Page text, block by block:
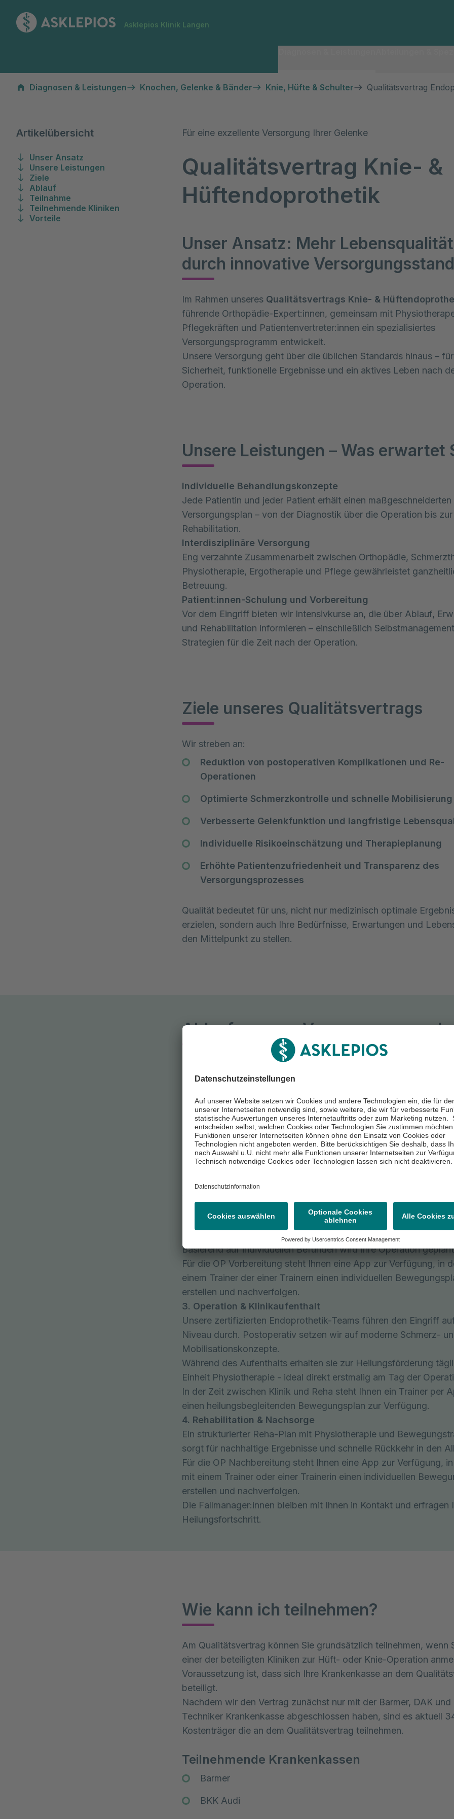
Asklepios Klinik Langen
Diagnosen & Leistungen
Knochen, Gelenke & Bänder Knie, Hüfte & Schulter Qualitätsvertrag
Für eine exzellente Versorgung Ihrer Gelenke
Qualitätsvertrag Knie- &
Hüftendoprothetik
Artikelübersicht
Unser Ansatz
Unsere Leistungen
Ziele
Ablauf
Teilnahme
Teilnehmende Kliniken
Vorteile
Unser Ansatz: Mehr Lebensqualität
durch innovative
Im Rahmen unseres Qualitätsvertrags Knie- &
führende Orthopädie-Expert:innen, gemeinsam mit
Pflegekräften und Patientenvertreter:innen ein spezialisiertes
Versorgungsprogramm entwickelt.
Unsere Versorgung geht über die üblichen Standards hinaus –
Sicherheit, funktionelle Ergebnisse und ein aktives Leben nach
Operation.
Unsere Leistungen – Was erwartet
Individuelle Behandlungskonzepte
Jede Patientin und jeder Patient erhält einen maßgeschneiderten
Versorgungsplan – von der Diagnostik über die Operation bis zur
Rehabilitation.
Interdisziplinäre Versorgung
Eng verzahnte Zusammenarbeit zwischen Orthopädie,
Physiotherapie, Ergotherapie und Pflege gewährleistet
Betreuung.
Patient:innen-Schulung und Vorbereitung
Vor dem Eingriff bieten wir Intensivkurse an, die über Ablauf,
und Rehabilitation informieren – einschließlich
Strategien für die Zeit nach der Operation.
Ziele unseres Qualitätsvertrags
Wir streben an:
Reduktion von postoperativen Komplikationen und Re-
Operationen
Optimierte Schmerzkontrolle und schnelle Mobilisierung
Verbesserte Gelenkfunktion und langfristige
Individuelle Risikoeinschätzung und Therapieplanung
Erhöhte Patientenzufriedenheit und Transparenz des
Versorgungsprozesses
Qualität bedeutet für uns, nicht nur medizinisch optimale
erzielen, sondern auch Ihre Bedürfnisse, Erwartungen und
den Mittelpunkt zu stellen.
Ablauf unseres
Die Ziele des Qualitätsvertrages erreichen wir zusammen, indem
Patient:innen, vor und nach der Operation adäquat in Bewegung
Im ersten Termin erheben unsere Fallmanager:innen Ihre
Geschichte, Funktionseinschränkungen und Erwartungen – inkl.
bildgebender Diagnostik und Risikoanalyse.
Zusammen mit den Fallmanager:innen füllen Sie erstmalig einen
ergebnisqualitätsbezogenen Fragebogen aus.
Trainer:innen. Diese stehen Ihnen per App für ein Jahr nach der
zu Reha und Physiotherapieterminen, für Rückfragen zur
2. Operative Planung & Vorbereitung
Basierend auf individuellen Befunden wird Ihre Operation
Für die OP Vorbereitung steht Ihnen eine App zur Verfügung, in
einem Trainer der einer Trainern einen individuellen
erstellen und nachverfolgen.
3. Operation & Klinikaufenthalt
Unsere zertifizierten Endoprothetik-Teams führen den Eingriff
Niveau durch. Postoperativ setzen wir auf moderne Schmerz-
Mobilisationskonzepte.
Während des Aufenthalts erhalten sie zur Heilungsförderung
Einheit Physiotherapie - ideal direkt erstmalig am Tag der
In der Zeit zwischen Klinik und Reha steht Ihnen ein Trainer per
einen heilungsbegleitenden Bewegungsplan zur Verfügung.
4. Rehabilitation & Nachsorge
Ein strukturierter Reha-Plan mit Physiotherapie und
sorgt für nachhaltige Ergebnisse und schnelle Rückkehr in den
Für die OP Nachbereitung steht Ihnen eine App zur Verfügung,
mit einem Trainer oder einer Trainerin einen individuellen
erstellen und nachverfolgen.
Die Fallmanager:innen bleiben mit Ihnen in Kontakt und erfragen
Heilungsfortschritt.
Wie kann ich teilnehmen?
Am Qualitätsvertrag können Sie grundsätzlich teilnehmen, wenn
einer der beteiligten Kliniken zur Hüft- oder Knie-Operation
Voraussetzung ist, dass sich Ihre Krankenkasse an dem
beteiligt.
Nachdem wir den Vertrag zunächst nur mit der Barmer, DAK und
Techniker Krankenkasse abgeschlossen haben, sind es aktuell
Kostenträger die an dem Qualitätsvertrag teilnehmen.
Teilnehmende Krankenkassen
Barmer
BKK Audi